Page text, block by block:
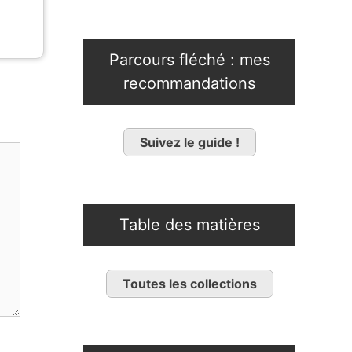
Parcours fléché : mes
recommandations
Suivez le guide !
Table des matières
Toutes les collections